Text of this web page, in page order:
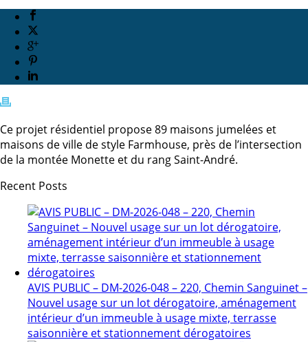
Ce projet résidentiel propose 89 maisons jumelées et
maisons de ville de style Farmhouse, près de l’intersection
de la montée Monette et du rang Saint-André.
Recent Posts
AVIS PUBLIC – DM-2026-048 – 220, Chemin Sanguinet –
Nouvel usage sur un lot dérogatoire, aménagement
intérieur d’un immeuble à usage mixte, terrasse
saisonnière et stationnement dérogatoires